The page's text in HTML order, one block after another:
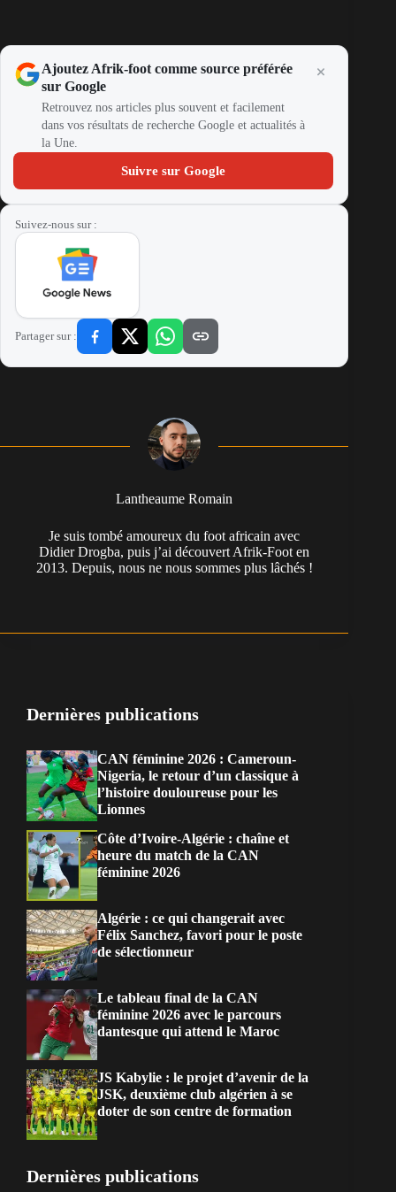
Ajoutez Afrik-foot comme source préférée
sur Google
Retrouvez nos articles plus souvent et facilement
dans vos résultats de recherche Google et actualités à
la Une.
Suivre sur Google
Suivez-nous sur :
Partager sur :
Lantheaume Romain
Je suis tombé amoureux du foot africain avec
Didier Drogba, puis j’ai découvert Afrik-Foot en
2013. Depuis, nous ne nous sommes plus lâchés !
Dernières publications
CAN féminine 2026 : Cameroun-
Nigeria, le retour d’un classique à
l’histoire douloureuse pour les
Lionnes
Côte d’Ivoire-Algérie : chaîne et
heure du match de la CAN
féminine 2026
Algérie : ce qui changerait avec
Félix Sanchez, favori pour le poste
de sélectionneur
Le tableau final de la CAN
féminine 2026 avec le parcours
dantesque qui attend le Maroc
JS Kabylie : le projet d’avenir de la
JSK, deuxième club algérien à se
doter de son centre de formation
Dernières publications